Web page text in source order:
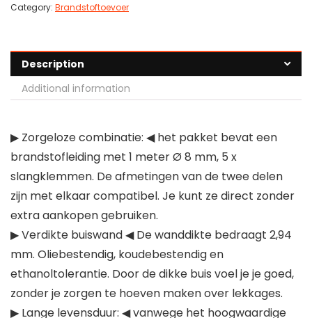
Category: Brandstoftoevoer
Description
Additional information
▶ Zorgeloze combinatie: ◀ het pakket bevat een
brandstofleiding met 1 meter Ø 8 mm, 5 x
slangklemmen. De afmetingen van de twee delen
zijn met elkaar compatibel. Je kunt ze direct zonder
extra aankopen gebruiken.
▶ Verdikte buiswand ◀ De wanddikte bedraagt 2,94
mm. Oliebestendig, koudebestendig en
ethanoltolerantie. Door de dikke buis voel je je goed,
zonder je zorgen te hoeven maken over lekkages.
▶ Lange levensduur: ◀ vanwege het hoogwaardige